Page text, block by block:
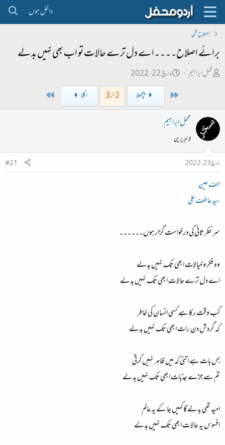
داخل ہوں
اِصلاحِ سخن
برائے اصلاح۔۔۔۔اے دل ترے حالات تو اب بھی نہیں بدلے
ص
ب
ل
ڑ
ی
محمل ابراہیم
ت
ر
ی
مارچ 22، 2022
پچھلا 2 از 3 اگلا
محمل ابراہیم
لائبریرین
مارچ 23، 2022
#21
الف عین
سید عاطف علی
سر نظر ثانی کی درخواست گزار ہوں۔۔۔۔۔۔
وہ فکر و خیالات ابھی تک نہیں بدلے
اے دل ترے حالات ابھی تک نہیں بدلے
کب وقت رکا ہے کسی انسان کی خاطر
کہ گردشِ دن رات ابھی تک نہیں بدلے
بس بات ہے اتنی کہ میں ظاہر نہیں کرتی
تم سے جڑے جذبات ابھی تک نہیں بدلے
امید تھی بدلے گا کہیں جا کے یہ عالم
افسوس یہ حالات ابھی تک نہیں بدلے